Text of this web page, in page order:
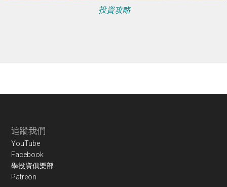
投資攻略
Footer
追蹤我們
YouTube
Facebook
學投資俱樂部
Patreon